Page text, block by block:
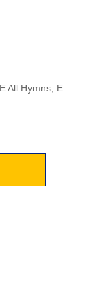
E All Hymns, E